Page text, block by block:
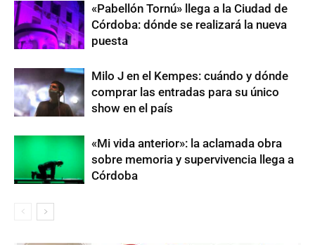
«Pabellón Tornú» llega a la Ciudad de
Córdoba: dónde se realizará la nueva
puesta
Milo J en el Kempes: cuándo y dónde
comprar las entradas para su único
show en el país
«Mi vida anterior»: la aclamada obra
sobre memoria y supervivencia llega a
Córdoba